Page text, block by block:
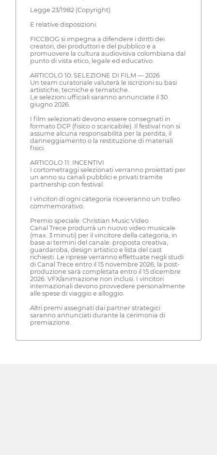
Legge 23/1982 (Copyright)
E relative disposizioni.
FICCBOG si impegna a difendere i diritti dei
creatori, dei produttori e del pubblico e a
promuovere la cultura audiovisiva colombiana dal
punto di vista etico, legale ed educativo.
ARTICOLO 10: SELEZIONE DI FILM — 2026
Un team curatoriale valuterà le iscrizioni su basi
artistiche, tecniche e tematiche.
Le selezioni ufficiali saranno annunciate il 30
giugno 2026.
I film selezionati devono essere consegnati in
formato DCP (fisico o scaricabile). Il festival non si
assume alcuna responsabilità per la perdita, il
danneggiamento o la restituzione di materiali
fisici.
ARTICOLO 11: INCENTIVI
I cortometraggi selezionati verranno proiettati per
un anno su canali pubblici e privati tramite
partnership con festival.
I vincitori di ogni categoria riceveranno un trofeo
commemorativo.
Premio speciale: Christian Music Video
Canal Trece produrrà un nuovo video musicale
(max. 3 minuti) per il vincitore della categoria, in
base ai termini del canale: proposta creativa,
guardaroba, design artistico e lista del cast
richiesti. Le riprese verranno effettuate negli studi
di Canal Trece entro il 15 novembre 2026; la post-
produzione sarà completata entro il 15 dicembre
2026. VFX/animazione non inclusi. I vincitori
internazionali devono provvedere personalmente
alle spese di viaggio e alloggio.
Altri premi assegnati dai partner strategici
saranno annunciati durante la cerimonia di
premiazione.